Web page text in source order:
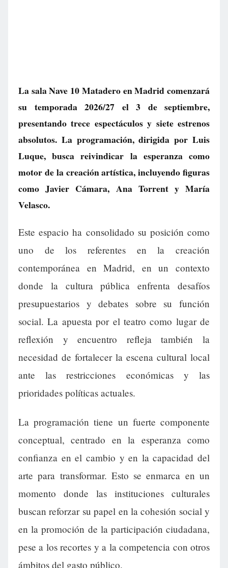
La sala Nave 10 Matadero en Madrid comenzará
su temporada 2026/27 el 3 de septiembre,
presentando trece espectáculos y siete estrenos
absolutos. La programación, dirigida por Luis
Luque, busca reivindicar la esperanza como
motor de la creación artística, incluyendo figuras
como Javier Cámara, Ana Torrent y María
Velasco.
Este espacio ha consolidado su posición como
uno de los referentes en la creación
contemporánea en Madrid, en un contexto
donde la cultura pública enfrenta desafíos
presupuestarios y debates sobre su función
social. La apuesta por el teatro como lugar de
reflexión y encuentro refleja también la
necesidad de fortalecer la escena cultural local
ante las restricciones económicas y las
prioridades políticas actuales.
La programación tiene un fuerte componente
conceptual, centrado en la esperanza como
confianza en el cambio y en la capacidad del
arte para transformar. Esto se enmarca en un
momento donde las instituciones culturales
buscan reforzar su papel en la cohesión social y
en la promoción de la participación ciudadana,
pese a los recortes y a la competencia con otros
ámbitos del gasto público.